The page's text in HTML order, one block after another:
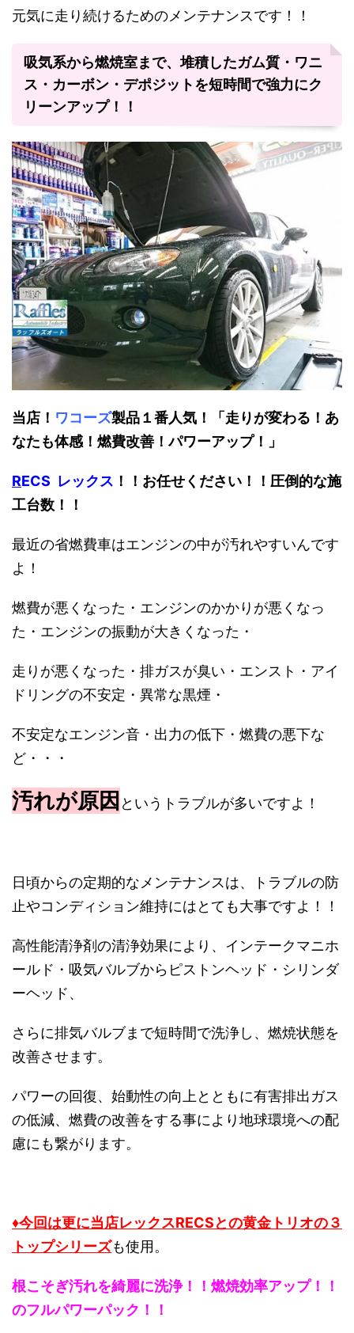
元気に走り続けるためのメンテナンスです！！
吸気系から燃焼室まで、堆積したガム質・ワニ
ス・カーボン・デポジットを短時間で強力にク
リーンアップ！！
当店！ ワコーズ製品１番人気！「走りが変わる！あ
なたも体感！燃費改善！パワーアップ！」
RECS レックス ！！お任せください！！圧倒的な施
工台数！！
最近の省燃費車はエンジンの中が汚れやすいんです
よ！
燃費が悪くなった・エンジンのかかりが悪くなっ
た・エンジンの振動が大きくなった・
走りが悪くなった・排ガスが臭い・エンスト・アイ
ドリングの不安定・異常な黒煙・
不安定なエンジン音・出力の低下・燃費の悪下な
ど・・・
汚れが原因 というトラブルが多いですよ！
日頃からの定期的なメンテナンスは、トラブルの防
止やコンディション維持にはとても大事ですよ！！
高性能清浄剤の清浄効果により、インテークマニホ
ールド・吸気バルブからピストンヘッド・シリンダ
ーヘッド、
さらに排気バルブまで短時間で洗浄し、燃焼状態を
改善させます。
パワーの回復、始動性の向上とともに有害排出ガス
の低減、燃費の改善をする事により地球環境への配
慮にも繋がります。
♦今回は更に当店レックスRECSとの黄金トリオの３
トップシリーズも使用。
根こそぎ汚れを綺麗に洗浄！！燃焼効率アップ！！
のフルパワーパック！！